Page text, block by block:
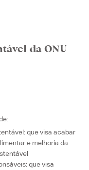
da ONU
: que visa acabar
e melhoria da
: que visa